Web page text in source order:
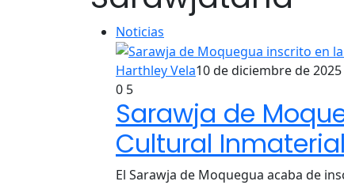
Noticias
Harthley Vela10 de diciembre de 2025
0 5
Sarawja de
Cultural
El Sarawja de Moquegua acaba de